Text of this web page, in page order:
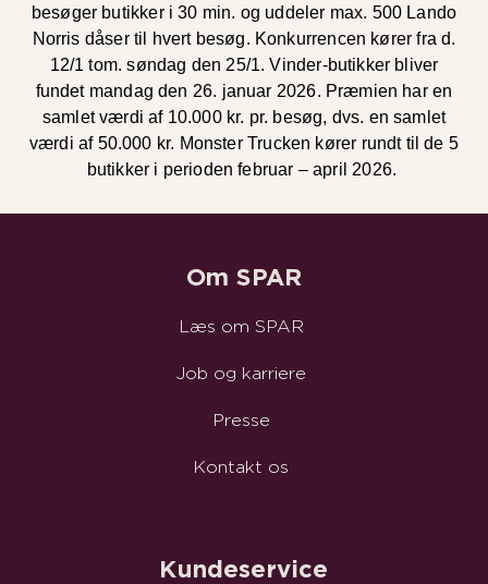
besøger butikker i 30 min. og uddeler max. 500 Lando
Norris dåser til hvert besøg. Konkurrencen kører fra d.
12/1 tom. søndag den 25/1. Vinder-butikker bliver
fundet mandag den 26. januar 2026. Præmien har en
samlet værdi af 10.000 kr. pr. besøg, dvs. en samlet
værdi af 50.000 kr. Monster Trucken kører rundt til de 5
butikker i perioden februar – april 2026.
Om SPAR
Læs om SPAR
Job og karriere
Presse
Kontakt os
Kundeservice